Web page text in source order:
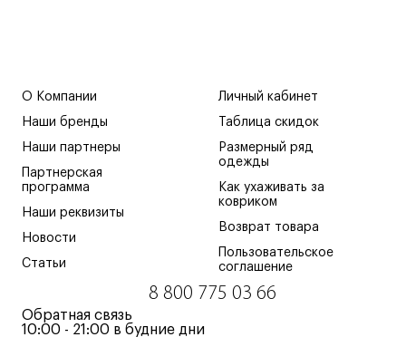
О Компании
Наши бренды
Наши партнеры
Партнерская
программа
Наши реквизиты
Новости
Статьи
Личный кабинет
Таблица скидок
Размерный ряд
одежды
Как ухаживать за
ковриком
Возврат товара
Пользовательское
соглашение
8 800 775 03 66
Обратная связь
10:00 - 21:00 в будние дни